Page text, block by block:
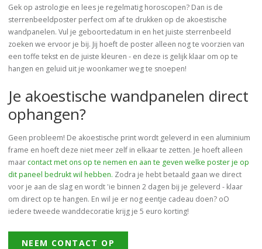
Gek op astrologie en lees je regelmatig horoscopen? Dan is de
sterrenbeeldposter perfect om af te drukken op de akoestische
wandpanelen. Vul je geboortedatum in en het juiste sterrenbeeld
zoeken we ervoor je bij. Jij hoeft de poster alleen nog te voorzien van
een toffe tekst en de juiste kleuren - en deze is gelijk klaar om op te
hangen en geluid uit je woonkamer weg te snoepen!
Je akoestische wandpanelen direct
ophangen?
Geen probleem! De akoestische print wordt geleverd in een aluminium
frame en hoeft deze niet meer zelf in elkaar te zetten. Je hoeft alleen
maar contact met ons op te nemen en aan te geven welke poster je op
dit paneel bedrukt wil hebben. Zodra je hebt betaald gaan we direct
voor je aan de slag en wordt 'ie binnen 2 dagen bij je geleverd - klaar
om direct op te hangen. En wil je er nog eentje cadeau doen? oO
iedere tweede wanddecoratie krijg je 5 euro korting!
NEEM CONTACT OP